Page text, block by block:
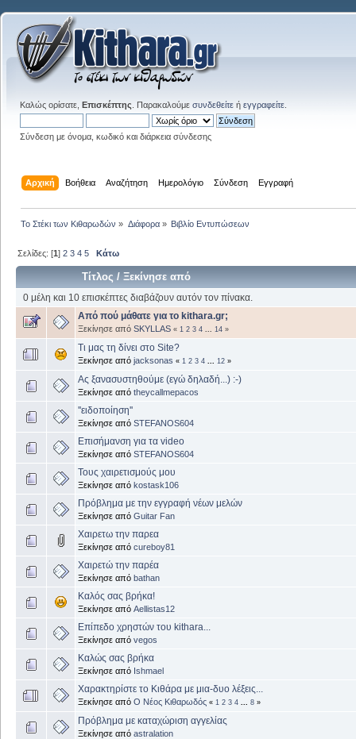
Καλώς ορίσατε, Επισκέπτης . Παρακαλούμε συνδεθείτε ή εγγραφείτε
Σύνδεση με όνομα, κωδικό και διάρκεια σύνδεσης
Αρχική Βοήθεια Αναζήτηση Ημερολόγιο Σύνδεση Εγγραφή
Το Στέκι των Κιθαρωδών » Διάφορα» Βιβλίο Εντυπώσεων
Σελίδες: [1]2 3 4 5 Κάτω
Τίτλος /Ξεκίνησε από
0 μέλη και 10 επισκέπτες διαβάζουν αυτόν τον πίνακα.
Από πού μάθατε για το kithara.gr;
Ξεκίνησε από SKYLLAS « 1 2 3 4 14 »
Τι μας τη δίνει στο Site?
Ξεκίνησε από jacksonas « 1 2 3 4 12 »
Ας ξανασυστηθούμε (εγώ δηλαδή...) :-)
Ξεκίνησε από theycallmepacos
''ειδοποίηση''
Ξεκίνησε από STEFANOS604
Επισήμανση για τα video
Ξεκίνησε από STEFANOS604
Τους χαιρετισμούς μου
Ξεκίνησε από kostask106
Πρόβλημα με την εγγραφή νέων μελών
Ξεκίνησε από Guitar Fan
Χαιρετω την παρεα
Ξεκίνησε από cureboy81
Χαιρετώ την παρέα
Ξεκίνησε από bathan
Καλός σας βρήκα!
Ξεκίνησε από Aellistas12
Επίπεδο χρηστών του kithara...
Ξεκίνησε από vegos
Καλώς σας βρήκα
Ξεκίνησε από Ishmael
Χαρακτηρίστε το Κιθάρα με μια-δυο λέξεις...
Ξεκίνησε από Ο Νέος Κιθαρωδός « 1 2 3 4 8 »
Πρόβλημα με καταχώριση αγγελίας
Ξεκίνησε από astralation